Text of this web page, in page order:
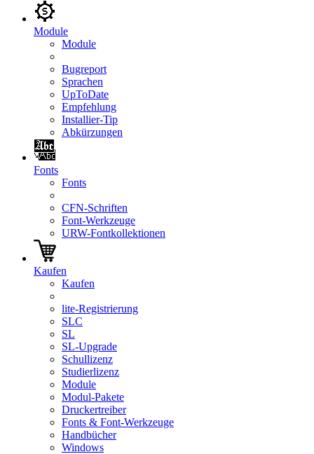
Module
Module
Bugreport
Sprachen
UpToDate
Empfehlung
Installier-Tip
Abkürzungen
Fonts
Fonts
CFN-Schriften
Font-Werkzeuge
URW-Fontkollektionen
Kaufen
Kaufen
lite-Registrierung
SLC
SL
SL-Upgrade
Schullizenz
Studierlizenz
Module
Modul-Pakete
Druckertreiber
Fonts & Font-Werkzeuge
Handbücher
Windows